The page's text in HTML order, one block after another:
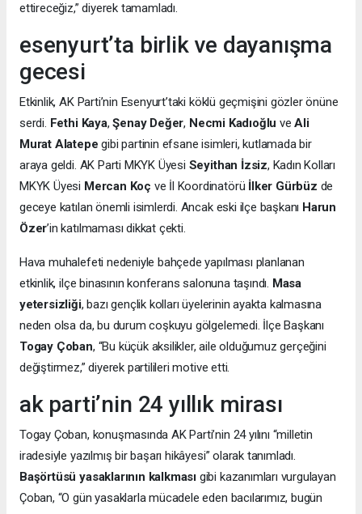
ettireceğiz,” diyerek tamamladı.
esenyurt’ta birlik ve dayanışma
gecesi
Etkinlik, AK Parti’nin Esenyurt’taki köklü geçmişini gözler önüne
serdi. Fethi Kaya,Şenay Değer, Necmi Kadıoğlu veAli
Murat Alatepe gibi partinin efsane isimleri, kutlamada bir
araya geldi. AK Parti MKYK Üyesi Seyithan İzsiz, Kadın Kolları
MKYK Üyesi Mercan Koç ve İl Koordinatörü İlker Gürbüz de
geceye katılan önemli isimlerdi. Ancak eski ilçe başkanı Harun
Özer’in katılmaması dikkat çekti.
Hava muhalefeti nedeniyle bahçede yapılması planlanan
etkinlik, ilçe binasının konferans salonuna taşındı. Masa
yetersizliği, bazı gençlik kolları üyelerinin ayakta kalmasına
neden olsa da, bu durum coşkuyu gölgelemedi. İlçe Başkanı
Togay Çoban, “Bu küçük aksilikler, aile olduğumuz gerçeğini
değiştirmez,” diyerek partilileri motive etti.
ak parti’nin 24 yıllık mirası
Togay Çoban, konuşmasında AK Parti’nin 24 yılını “milletin
iradesiyle yazılmış bir başarı hikâyesi” olarak tanımladı.
Başörtüsü yasaklarının kalkması gibi kazanımları vurgulayan
Çoban, “O gün yasaklarla mücadele eden bacılarımız, bugün